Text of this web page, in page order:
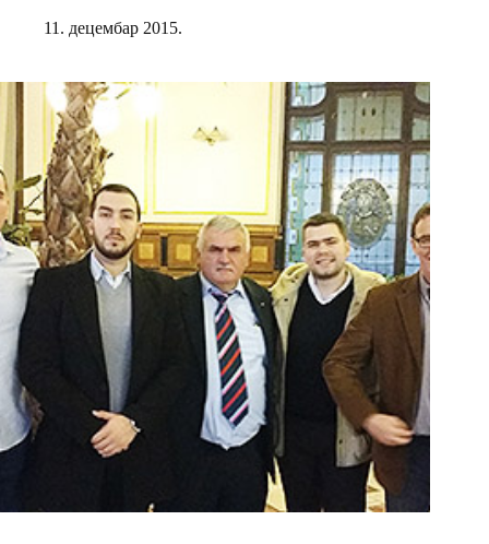
11. децембар 2015.